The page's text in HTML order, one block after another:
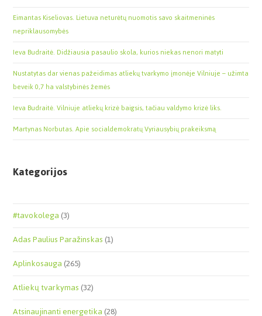
Eimantas Kiseliovas. Lietuva neturėtų nuomotis savo skaitmeninės
nepriklausomybės
Ieva Budraitė. Didžiausia pasaulio skola, kurios niekas nenori matyti
Nustatytas dar vienas pažeidimas atliekų tvarkymo įmonėje Vilniuje – užimta
beveik 0,7 ha valstybinės žemės
Ieva Budraitė. Vilniuje atliekų krizė baigsis, tačiau valdymo krizė liks.
Martynas Norbutas. Apie socialdemokratų Vyriausybių prakeiksmą
Kategorijos
#tavokolega(3)
Adas Paulius Paražinskas(1)
Aplinkosauga(265)
Atliekų tvarkymas(32)
Atsinaujinanti energetika(28)